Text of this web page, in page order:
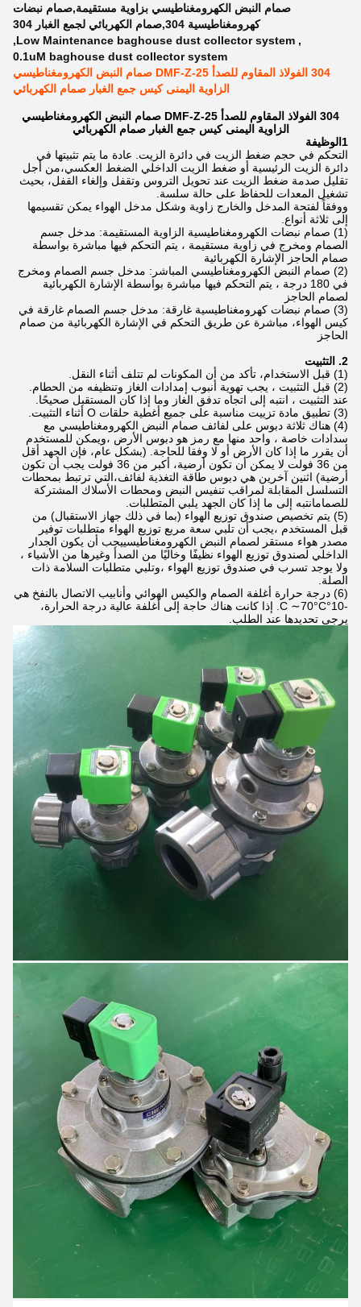
صمام النبض الكهرومغناطيسي بزاوية مستقيمة,صمام نبضات
كهرومغناطيسية 304,صمام الكهربائي لجمع الغبار 304
,
Low Maintenance baghouse dust collector system
,
0.1uM baghouse dust collector system
304 الفولاذ المقاوم للصدأ DMF-Z-25 صمام النبض الكهرومغناطيسي
الزاوية اليمنى كيس جمع الغبار صمام الكهربائي
304 الفولاذ المقاوم للصدأ DMF-Z-25 صمام النبض الكهرومغناطيسي
الزاوية اليمنى كيس جمع الغبار صمام الكهربائي
1الوظيفة
التحكم في حجم ضغط الزيت في دائرة الزيت. عادة ما يتم تثبيتها في
دائرة الزيت الرئيسية أو ضغط الزيت الداخلي الضغط العكسي،من أجل
تقليل صدمة ضغط الزيت عند تحويل التروس وتقفل وإلغاء القفل، بحيث
تشغيل المعدات للحفاظ على حالة سلسة.
ووفقاً لفتحة المدخل والخارج زاوية وشكل مدخل الهواء يمكن تقسيمها
إلى ثلاثة أنواع.
(1) صمام نبضات الكهرومغناطيسية الزاوية المستقيمة: مدخل جسم
الصمام ومخرج في زاوية مستقيمة ، يتم التحكم فيها مباشرة بواسطة
صمام الحاجز الإشارة الكهربائية
(2) صمام النبض الكهرومغناطيسي المباشر: مدخل جسم الصمام ومخرج
في 180 درجة ، يتم التحكم فيها مباشرة بواسطة الإشارة الكهربائية
لصمام الحاجز
(3) صمام نبضات كهرومغناطيسية غارقة: مدخل جسم الصمام غارقة في
كيس الهواء، مباشرة عن طريق التحكم في الإشارة الكهربائية من صمام
الحاجز
2. التثبيت
(1) قبل الاستخدام، تأكد من أن المكونات لم تتلف أثناء النقل.
(2) قبل التثبيت ، يجب تهوية أنبوب إمدادات الغاز وتنظيفه من الحطام.
عند التثبيت ، انتبه إلى اتجاه تدفق الغاز وما إذا كان المستقبل صحيحًا.
(3) تطبيق مادة تزييت مناسبة على جميع أغطية حلقات O أثناء التثبيت.
(4) هناك ثلاثة دبوس على لفائف صمام النبض الكهرومغناطيسي مع
سدادات خاصة ، واحد منها مع رمز هو دبوس الأرض ،ويمكن للمستخدم
أن يقرر ما إذا كان الأرض أو لا وفقا للحاجة. (بشكل عام، فإن الجهد أقل
من 36 فولت لا يمكن أن تكون أرضية، أكبر من 36 فولت يجب أن تكون
أرضية) اثنين آخرين هي دبوس طاقة التغذية لفائف،التي ترتبط بمحطات
التسلسل المقابلة لمراقب تنفيس النبض ومحطات الأسلاك المشتركة
للصمامانتبه إلى ما إذا كان الجهد يلبي المتطلبات.
(5) يتم تخصيص صندوق توزيع الهواء (بما في ذلك جهاز الاستقبال) من
قبل المستخدم ،يجب أن تلبي سعة مربع توزيع الهواء متطلبات توفير
مصدر هواء مستقر لصمام النبض الكهرومغناطيسييجب أن يكون الجدار
الداخلي لصندوق توزيع الهواء نظيفًا وخاليًا من الصدأ وغيرها من الأشياء ،
ولا يوجد تسرب في صندوق توزيع الهواء ،وتلبي متطلبات السلامة ذات
الصلة.
(6) درجة حرارة أغلفة الصمام والكيس الهوائي وأنابيب الاتصال بالنفخ هي
-10°C ∼70°C. إذا كانت هناك حاجة إلى أغلفة عالية درجة الحرارة،
يرجى تحديدها عند الطلب.